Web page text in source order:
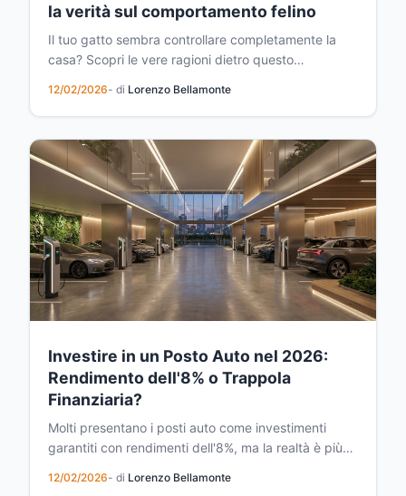
la verità sul comportamento felino
Il tuo gatto sembra controllare completamente la
casa? Scopri le vere ragioni dietro questo
territorio domestico attraverso intelligenti strategie
di comunicazione e territorialità.
12/02/2026- di Lorenzo Bellamonte
Investire in un Posto Auto nel 2026:
Rendimento dell'8% o Trappola
Finanziaria?
Molti presentano i posti auto come investimenti
garantiti con rendimenti dell'8%, ma la realtà è più
tipo di investimento immobiliare e quali sono i veri
12/02/2026- di Lorenzo Bellamonte